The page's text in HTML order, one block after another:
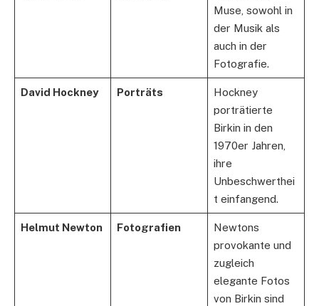
Muse, sowohl in
der Musik als
auch in der
Fotografie.
David Hockney Porträts
Hockney
porträtierte
Birkin in den
1970er Jahren,
ihre
Unbeschwerthei
t einfangend.
Helmut Newton Fotografien
Newtons
provokante und
zugleich
elegante Fotos
von Birkin sind